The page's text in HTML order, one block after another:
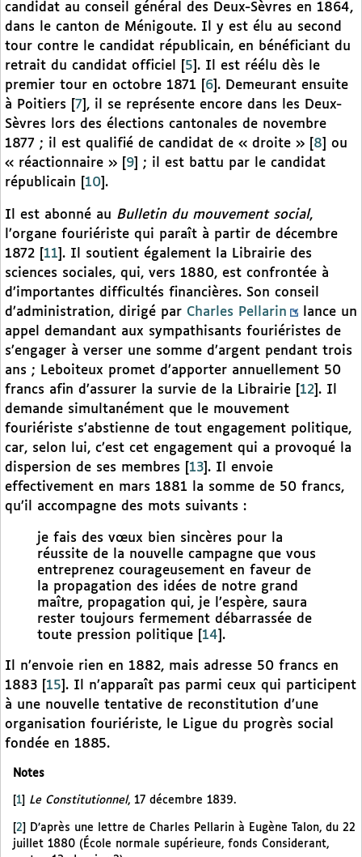
candidat au conseil général des Deux-Sèvres en 1864,
dans le canton de Ménigoute. Il y est élu au second
tour contre le candidat républicain, en bénéficiant du
retrait du candidat officiel
5 . Il est réélu dès le
premier tour en octobre 1871
6 . Demeurant ensuite
à Poitiers
7 , il se représente encore dans les Deux-
Sèvres lors des élections cantonales de novembre
1877 ; il est qualifié de candidat de « droite »
8
ou
« réactionnaire »
9
; il est battu par le candidat
républicain
10 .
Il est abonné au Bulletin du mouvement social,
l’organe fouriériste qui paraît à partir de décembre
1872
11 . Il soutient également la Librairie des
sciences sociales, qui, vers 1880, est confrontée à
d’importantes difficultés financières. Son conseil
d’administration, dirigé par Charles Pellarin
lance un
appel demandant aux sympathisants fouriéristes de
s’engager à verser une somme d’argent pendant trois
ans ; Leboiteux promet d’apporter annuellement 50
francs afin d’assurer la survie de la Librairie
12 . Il
demande simultanément que le mouvement
fouriériste s’abstienne de tout engagement politique,
car, selon lui, c’est cet engagement qui a provoqué la
dispersion de ses membres
13 . Il envoie
effectivement en mars 1881 la somme de 50 francs,
qu’il accompagne des mots suivants :
je fais des vœux bien sincères pour la
réussite de la nouvelle campagne que vous
entreprenez courageusement en faveur de
la propagation des idées de notre grand
maître, propagation qui, je l’espère, saura
rester toujours fermement débarrassée de
toute pression politique
14 .
Il n’envoie rien en 1882, mais adresse 50 francs en
1883
15 . Il n’apparaît pas parmi ceux qui participent
à une nouvelle tentative de reconstitution d’une
organisation fouriériste, le Ligue du progrès social
fondée en 1885.
Notes
1 Le Constitutionnel, 17 décembre 1839.
[2]
D’après une lettre de Charles Pellarin à Eugène Talon, du 22
juillet 1880 (École normale supérieure, fonds Considerant,